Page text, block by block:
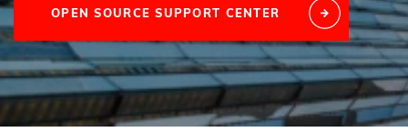
OPEN SOURCE SUPPORT CENTER